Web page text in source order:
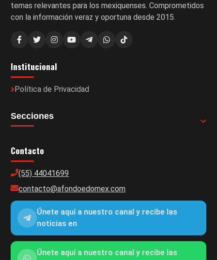
temas relevantes para los mexiquenses. Comprometidos
con la información veraz y oportuna desde 2015.
Institucional
Política de Privacidad
Secciones
Contacto
(55) 44041699
contacto@afondoedomex.com
Únete aquí a nuestro canal y recibe las
noticias en
Únete aquí a nuestro canal y recibe las